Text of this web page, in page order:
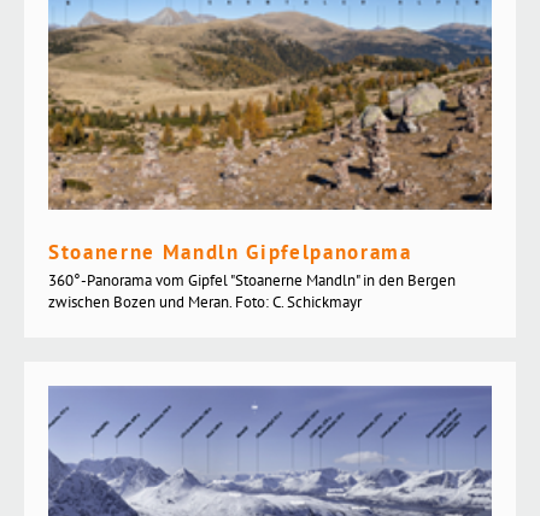
Stoanerne Mandln Gipfelpanorama
360°-Panorama vom Gipfel "Stoanerne Mandln" in den Bergen
zwischen Bozen und Meran. Foto: C. Schickmayr